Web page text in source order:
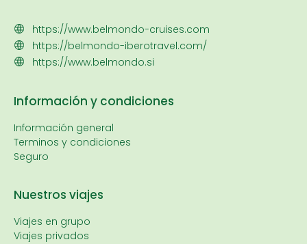
https://www.belmondo-cruises.com
https://belmondo-iberotravel.com/
https://www.belmondo.si
Información y condiciones
Información general
Terminos y condiciones
Seguro
Nuestros viajes
Viajes en grupo
Viajes privados